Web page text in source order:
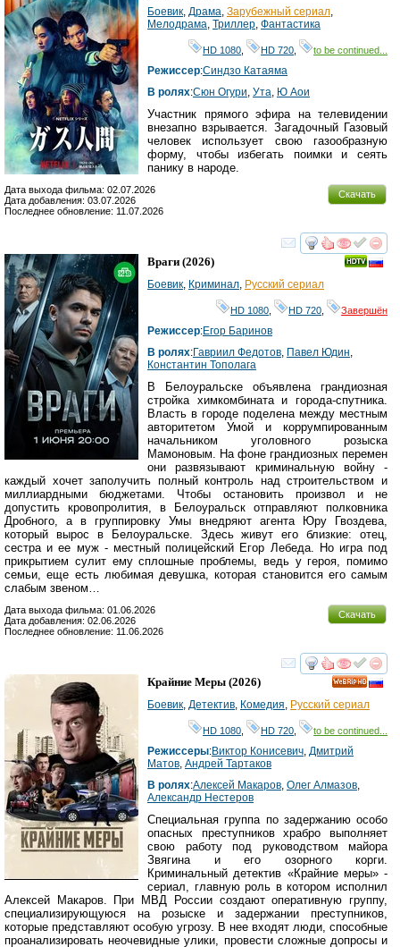
Боевик, Драма, Зарубежный сериал,
Мелодрама, Триллер, Фантастика
HD 1080 HD 720 to be continued...
Режиссер:Синдзо Катаяма
В ролях:Сюн Огури, Ута, Ю Аои
Участник прямого эфира на телевидении
внезапно взрывается. Загадочный Газовый
человек использует свою газообразную
форму, чтобы избегать поимки и сеять
панику в народе.
Скачать
Дата выхода фильма: 02.07.2026
Дата добавления: 03.07.2026
Последнее обновление: 11.07.2026
смотреть
Враги (2026)
Боевик Криминал Русский сериал
HD 1080 HD 720 Завершён
Режиссер:Егор Баринов
В ролях:Гавриил Федотов Павел Юдин
Константин Тополага
В Белоуральске объявлена грандиозная
стройка химкомбината и города-спутника.
Власть в городе поделена между местным
авторитетом Умой и коррумпированным
начальником уголовного розыска
Мамоновым. На фоне грандиозных перемен
они развязывают криминальную войну -
каждый хочет заполучить полный контроль над строительством и
миллиардными бюджетами. Чтобы остановить произвол и не
допустить кровопролития, в Белоуральск отправляют полковника
Дробного, а в группировку Умы внедряют агента Юру Гвоздева,
который вырос в Белоуральске. Здесь живут его близкие: отец,
сестра и ее муж - местный полицейский Егор Лебеда. Но игра под
прикрытием сулит ему сплошные проблемы, ведь у героя, помимо
семьи, еще есть любимая девушка, которая становится его самым
слабым звеном…
Скачать
Дата выхода фильма: 01.06.2026
Дата добавления: 02.06.2026
Последнее обновление: 11.06.2026
смотреть
Крайние Меры (2026)
Боевик Детектив Комедия Русский сериал
HD 1080 HD 720 to be continued...
Режиссеры:Виктор Конисевич Дмитрий
Матов Андрей Тартаков
В ролях:Алексей Макаров Олег Алмазов
Александр Нестеров
Специальная группа по задержанию особо
опасных преступников храбро выполняет
свою работу под руководством майора
Звягина и его озорного корги.
Криминальный детектив «Крайние меры» -
сериал, главную роль в котором исполнил
Алексей Макаров. При МВД России создают оперативную группу,
специализирующуюся на розыске и задержании преступников,
которые представляют особую угрозу. В нее входят люди, способные
проанализировать неочевидные улики, провести сложные допросы и